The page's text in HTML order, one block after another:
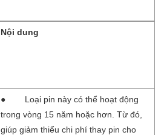
Nội dung
● Loại pin này có thể hoạt động
trong vòng 15 năm hoặc hơn. Từ đó,
giúp giảm thiểu chi phí thay pin cho